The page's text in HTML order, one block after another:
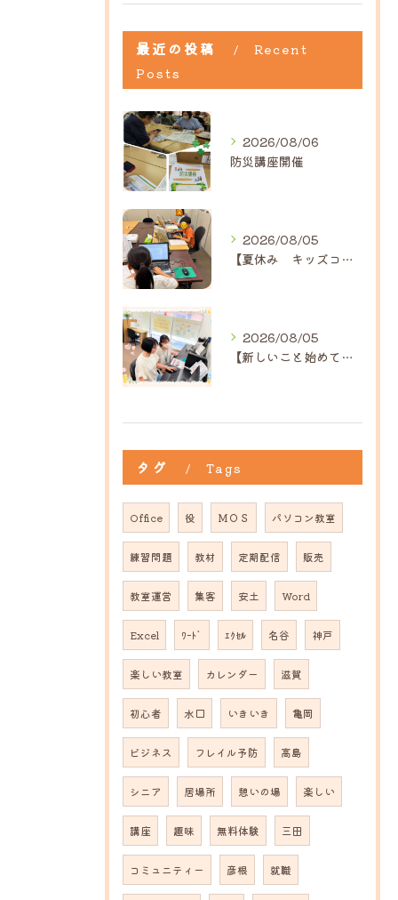
最近の投稿
Recent
Posts
2026/08/06
防災講座開催
2026/08/05
【夏休み キッズコース】｜ひだまり近江八幡教室
2026/08/05
【新しいこと始めてみませんか？】ひだまり高島教室
タグ Tags
Office 役 ＭＯＳ パソコン教室
練習問題 教材 定期配信 販売
教室運営 集客 安土 Word
Excel ﾜｰﾄﾞ ｴｸｾﾙ 名谷 神戸
楽しい教室 カレンダー 滋賀
初心者 水口 いきいき 亀岡
ビジネス フレイル予防 高島
シニア 居場所 憩いの場 楽しい
講座 趣味 無料体験 三田
コミュニティー 彦根 就職